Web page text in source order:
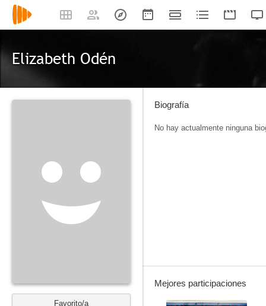
Elizabeth Odén
Favorito/a
Biografía
No hay actualmente ninguna
Mejores participaciones